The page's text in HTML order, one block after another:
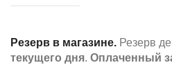
Резерв в магазине. Резерв
текущего дня. Оплаченный